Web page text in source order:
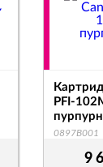
9
PFI-
0897B001